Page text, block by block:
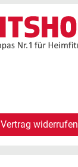
Vertrag widerrufen